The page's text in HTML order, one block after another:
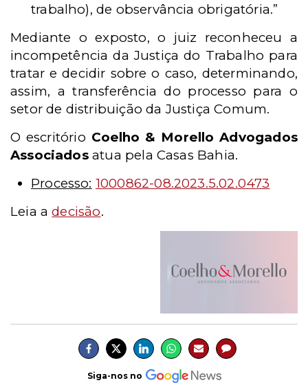
trabalho), de observância obrigatória.”
Mediante o exposto, o juiz reconheceu a
incompetência da Justiça do Trabalho para
tratar e decidir sobre o caso, determinando,
assim, a transferência do processo para o
setor de distribuição da Justiça Comum.
O escritório Coelho & Morello Advogados
Associadosatua pela Casas Bahia.
Processo: 1000862-08.2023.5.02.0473
Leia adecisão.
Siga-nos no